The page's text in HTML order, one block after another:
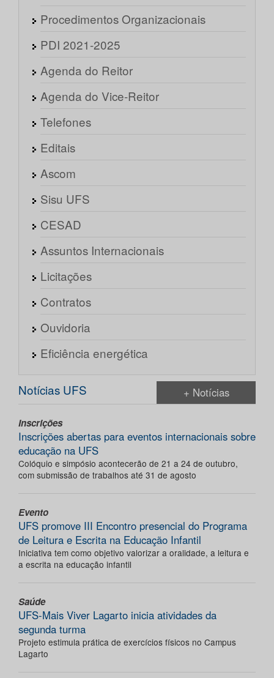
Procedimentos Organizacionais
PDI 2021-2025
Agenda do Reitor
Agenda do Vice-Reitor
Telefones
Editais
Ascom
Sisu UFS
CESAD
Assuntos Internacionais
Licitações
Contratos
Ouvidoria
Eficiência energética
Notícias UFS + Notícias
Inscrições
Inscrições abertas para eventos internacionais sobre
educação na UFS
Colóquio e simpósio acontecerão de 21 a 24 de outubro,
com submissão de trabalhos até 31 de agosto
Evento
UFS promove III Encontro presencial do Programa
de Leitura e Escrita na Educação Infantil
Iniciativa tem como objetivo valorizar a oralidade, a leitura e
a escrita na educação infantil
Saúde
UFS-Mais Viver Lagarto inicia atividades da
segunda turma
Projeto estimula prática de exercícios físicos no Campus
Lagarto